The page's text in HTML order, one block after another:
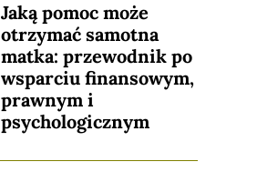
Jaką pomoc może
otrzymać samotna
matka: przewodnik po
wsparciu finansowym,
prawnym i
psychologicznym